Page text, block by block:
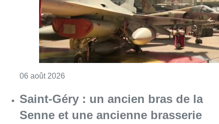
06 août 2026
Saint-Géry : un ancien bras de la
Senne et une ancienne brasserie